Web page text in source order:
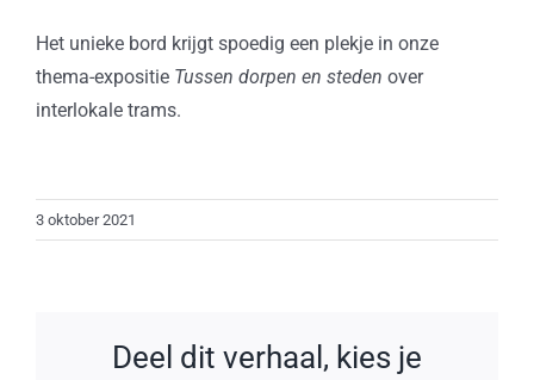
Het unieke bord krijgt spoedig een plekje in onze
thema-expositie Tussen dorpen en steden over
interlokale trams.
3 oktober 2021
Deel dit verhaal, kies je